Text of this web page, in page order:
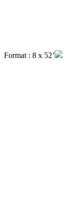
Format : 8 x 52’